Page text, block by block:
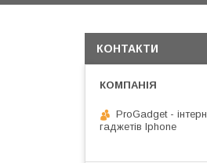
КОНТАКТИ
ProGadget -
гаджетів Iphone